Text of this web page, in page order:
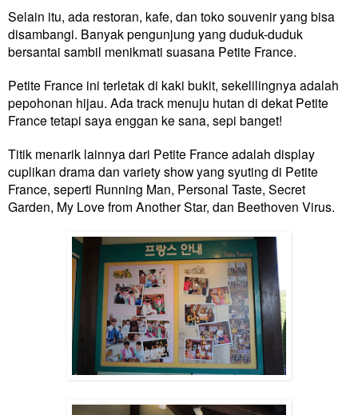
Selain itu, ada restoran, kafe, dan toko souvenir yang bisa
disambangi. Banyak pengunjung yang duduk-duduk
bersantai sambil menikmati suasana Petite France.
Petite France ini terletak di kaki bukit, sekelilingnya adalah
pepohonan hijau. Ada track menuju hutan di dekat Petite
France tetapi saya enggan ke sana, sepi banget!
Titik menarik lainnya dari Petite France adalah display
cuplikan drama dan variety show yang syuting di Petite
France, seperti Running Man, Personal Taste, Secret
Garden, My Love from Another Star, dan Beethoven Virus.